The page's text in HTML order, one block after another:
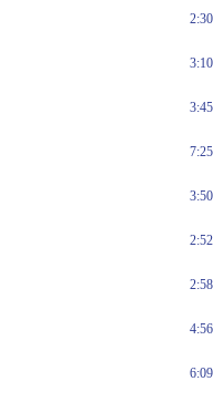
2:30
3:10
3:45
7:25
3:50
2:52
2:58
4:56
6:09